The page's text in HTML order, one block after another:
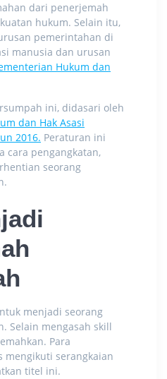
dari penerjemah
hukum. Selain itu,
pemerintahan di
manusia dan urusan
Hukum dan
ini, didasari oleh
dan Hak Asasi
2016. Peraturan ini
cara pengangkatan,
seorang
menjadi seorang
Selain mengasah skill
Para
mengikuti serangkaian
titel ini.